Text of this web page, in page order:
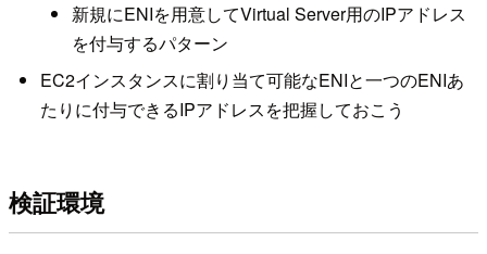
新規にENIを用意してVirtual Server用のIPアドレス
を付与するパターン
EC2インスタンスに割り当て可能なENIと一つのENIあ
たりに付与できるIPアドレスを把握しておこう
検証環境